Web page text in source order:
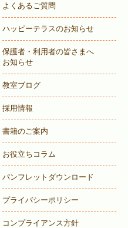
よくあるご質問
ハッピーテラスのお知らせ
保護者・利用者の皆さまへ
お知らせ
教室ブログ
採用情報
書籍のご案内
お役立ちコラム
パンフレットダウンロード
プライバシーポリシー
コンプライアンス方針